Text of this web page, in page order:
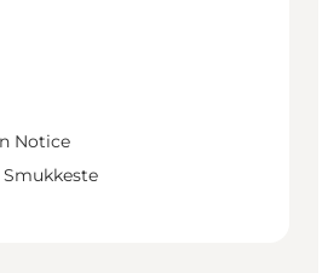
Notice